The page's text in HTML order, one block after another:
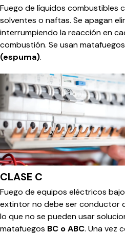
Fuego de líquidos combustibles
solventes o naftas. Se apagan
interrumpiendo la reacción en
combustión. Se usan matafuegos
(espuma).
CLASE C
Fuego de equipos eléctricos
extintor no debe ser conductor
lo que no se pueden usar
matafuegos BC o ABC. Una vez